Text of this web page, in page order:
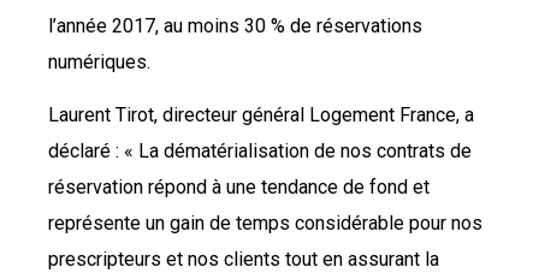
l’année 2017, au moins 30 % de réservations
numériques.
Laurent Tirot, directeur général Logement France, a
déclaré : « La dématérialisation de nos contrats de
réservation répond à une tendance de fond et
représente un gain de temps considérable pour nos
prescripteurs et nos clients tout en assurant la